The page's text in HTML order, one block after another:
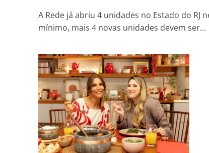
A Rede já abriu 4 unidades no Estado do
mínimo, mais 4 novas unidades devem ser...